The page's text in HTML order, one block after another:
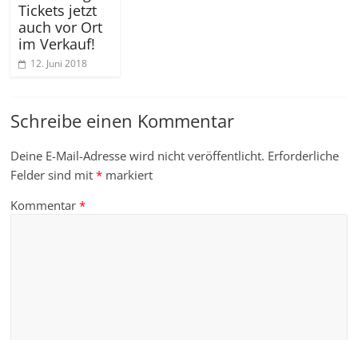
Tickets jetzt
auch vor Ort
im Verkauf!
12. Juni 2018
Schreibe einen Kommentar
Deine E-Mail-Adresse wird nicht veröffentlicht. Erforderliche
Felder sind mit* markiert
Kommentar*